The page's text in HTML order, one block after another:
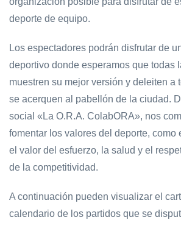
deporte de equipo.
Los espectadores podrán disfrutar de
deportivo donde esperamos que todas
muestren su mejor versión y deleiten a
se acerquen al pabellón de la ciudad.
social «La O.R.A. ColabORA», nos
fomentar los valores del deporte, como
el valor del esfuerzo, la salud y el
de la competitividad.
A continuación pueden visualizar el
calendario de los partidos que se